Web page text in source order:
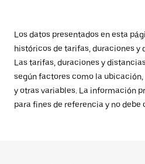
Los datos presentados en esta
históricos de tarifas, duraciones y
Las tarifas, duraciones y
según factores como la
y otras variables. La información
para fines de referencia y no